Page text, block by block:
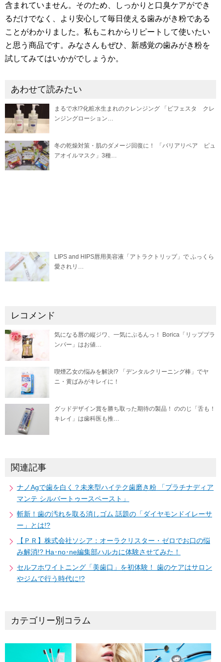
含まれていません。そのため、しっかりと口臭ケアができ
るだけでなく、より安心して毎日使える歯みがき粉である
ことがわかりました。私もこれからリピートして使いたい
と思う商品です。みなさんもぜひ、新感覚の歯みがき粉を
試してみてはいかがでしょうか。
あわせて読みたい
まるで水!?化粧水生まれのクレンジング 「ビフェスタ クレ
ンジングローション…
冬の乾燥対策・肌のダメージ回復に！ 「バリアリペア ピュ
アオイルマスク」3種…
LIPS and HIPS唇用美容液「アトラクトリップ」で ふっくら
愛されリ…
レコメンド
気になる唇の縦ジワ、一気にぷるんっ！ Borica「リッププラ
ンパー」はお値…
喫煙乙女の悩みを解決!? 「デンタルクリーニング棒」でヤ
ニ・黄ばみがキレイに！
グッドデザイン賞を勝ち取った期待の製品！ ののじ「舌も！
キレイ」は歯科医も推…
関連記事
ナノAgで歯を白く？未来型ハイテク歯磨き粉 「プラチナディア
マンテ シルバートゥースペースト」
斬新！歯の汚れを取る消しゴム 話題の「ダイヤモンドイレーサ
ー」とは!?
【ＰＲ】株式会社ソシア：オーラクリスター・ゼロでお口の悩
み解消!? Ha･no･ne編集部ハルカに体験させてみた！
セルフホワイトニング「美歯口」を初体験！ 歯のケアはサロン
やジムで行う時代に!?
カテゴリー別コラム